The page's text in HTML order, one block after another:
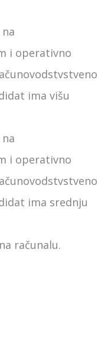
i operativno
ima višu
i operativno
ima srednju
računalu.